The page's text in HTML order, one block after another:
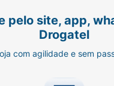
pelo site, app,
Drogatel
com agilidade e sem